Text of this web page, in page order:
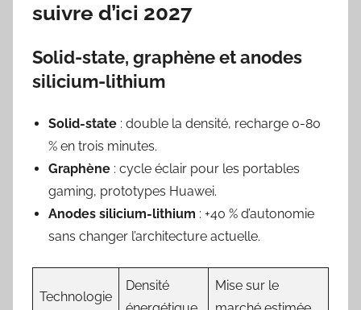
suivre d’ici 2027
Solid-state, graphène et anodes
silicium-lithium
Solid-state : double la densité, recharge 0-80
% en trois minutes.
Graphène : cycle éclair pour les portables
gaming, prototypes Huawei.
Anodes silicium-lithium : +40 % d’autonomie
sans changer l’architecture actuelle.
Technologie
Densité
Mise sur le